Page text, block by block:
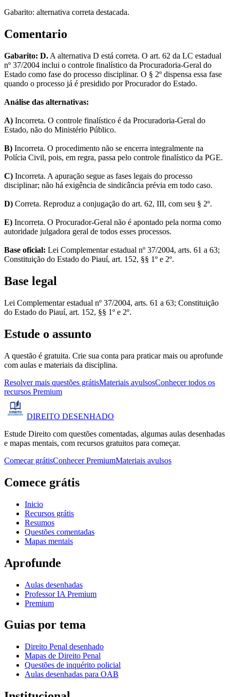
Gabarito: alternativa correta destacada.
Comentario
Gabarito: D. A alternativa D está correta. O art. 62 da LC estadual
nº 37/2004 inclui o controle finalístico da Procuradoria-Geral do
Estado como fase do processo disciplinar. O § 2º dispensa essa fase
quando o processo já é presidido por Procurador do Estado.
Análise das alternativas:
A) Incorreta. O controle finalístico é da Procuradoria-Geral do
Estado, não do Ministério Público.
B) Incorreta. O procedimento não se encerra integralmente na
Polícia Civil, pois, em regra, passa pelo controle finalístico da PGE.
C) Incorreta. A apuração segue as fases legais do processo
disciplinar; não há exigência de sindicância prévia em todo caso.
D) Correta. Reproduz a conjugação do art. 62, III, com seu § 2º.
E) Incorreta. O Procurador-Geral não é apontado pela norma como
autoridade julgadora geral de todos esses processos.
Base oficial: Lei Complementar estadual nº 37/2004, arts. 61 a 63;
Constituição do Estado do Piauí, art. 152, §§ 1º e 2º.
Base legal
Lei Complementar estadual nº 37/2004, arts. 61 a 63; Constituição
do Estado do Piauí, art. 152, §§ 1º e 2º.
Estude o assunto
A questão é gratuita. Crie sua conta para praticar mais ou aprofunde
com aulas e materiais da disciplina.
Resolver mais questões grátisMateriais avulsosConhecer todos os
recursos Premium
DIREITO DESENHADO
Estude Direito com questões comentadas, algumas aulas desenhadas
e mapas mentais, com recursos gratuitos para começar.
Começar grátisConhecer PremiumMateriais avulsos
Comece grátis
Inicio
Recursos grátis
Resumos
Questões comentadas
Mapas mentais
Aprofunde
Aulas desenhadas
Professor IA Premium
Premium
Guias por tema
Direito Penal desenhado
Mapas de Direito Penal
Questões de inquérito policial
Aulas desenhadas para OAB